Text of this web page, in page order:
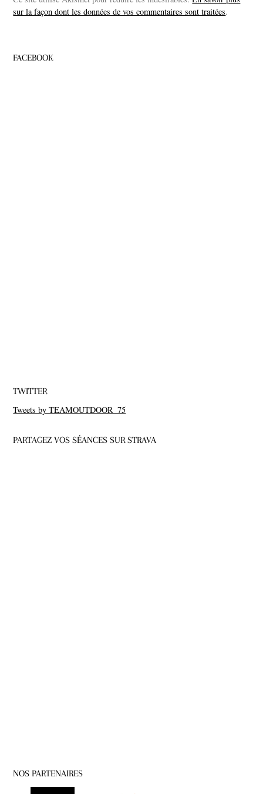
sur la façon dont les données de vos commentaires sont traitées.
FACEBOOK
TWITTER
Tweets by TEAMOUTDOOR_75
PARTAGEZ VOS SÉANCES SUR STRAVA
NOS PARTENAIRES